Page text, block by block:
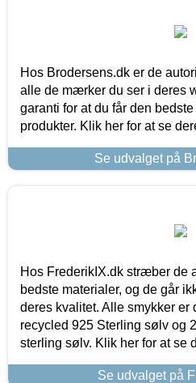
Hos Brodersens.dk er de
alle de mærker du ser i deres
garanti for at du får den
produkter. Klik her for at se
Se udvalget på
Hos FrederikIX.dk stræber de
bedste materialer, og de går
deres kvalitet. Alle smykker er
recycled 925 Sterling sølv og
sterling sølv. Klik her for at se
Se udvalget på